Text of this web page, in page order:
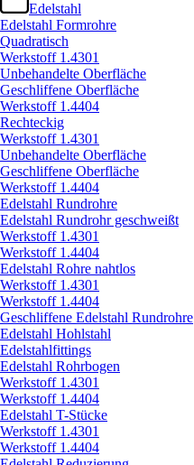
Edelstahl
Edelstahl Formrohre
Quadratisch
Werkstoff 1.4301
Unbehandelte Oberfläche
Geschliffene Oberfläche
Werkstoff 1.4404
Rechteckig
Werkstoff 1.4301
Unbehandelte Oberfläche
Geschliffene Oberfläche
Werkstoff 1.4404
Edelstahl Rundrohre
Edelstahl Rundrohr geschweißt
Werkstoff 1.4301
Werkstoff 1.4404
Edelstahl Rohre nahtlos
Werkstoff 1.4301
Werkstoff 1.4404
Geschliffene Edelstahl Rundrohre
Edelstahl Hohlstahl
Edelstahlfittings
Edelstahl Rohrbogen
Werkstoff 1.4301
Werkstoff 1.4404
Edelstahl T-Stücke
Werkstoff 1.4301
Werkstoff 1.4404